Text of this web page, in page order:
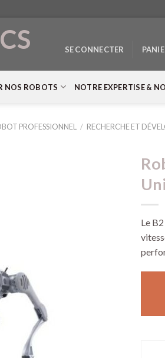
SE CONNECTER
NOS ROBOTS NOTRE EXPERTISE &
PROFESSIONNEL / RECHERCHE ET
Le